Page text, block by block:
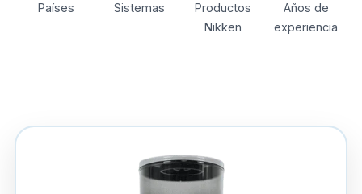
Países Sistemas
Productos
Nikken
Años de
experiencia